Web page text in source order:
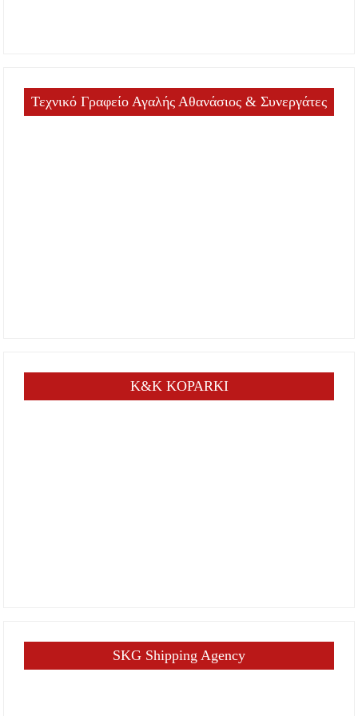
Τεχνικό Γραφείο Αγαλής Αθανάσιος & Συνεργάτες
K&K KOPARKI
SKG Shipping Agency